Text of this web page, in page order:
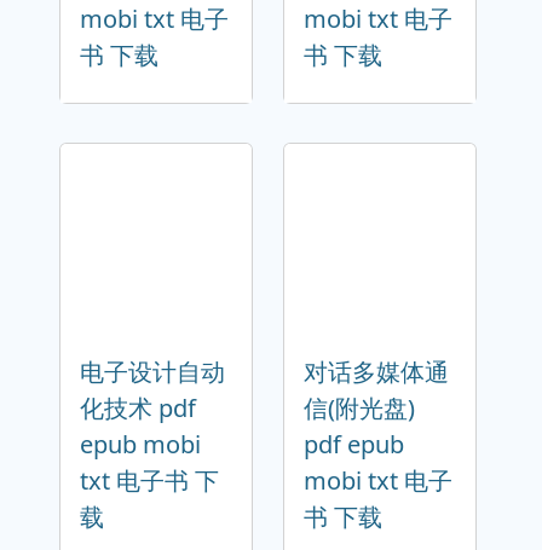
mobi txt 电子
书 下载
mobi txt 电子
书 下载
电子设计自动
化技术 pdf
epub mobi
txt 电子书 下
载
对话多媒体通
信(附光盘)
pdf epub
mobi txt 电子
书 下载